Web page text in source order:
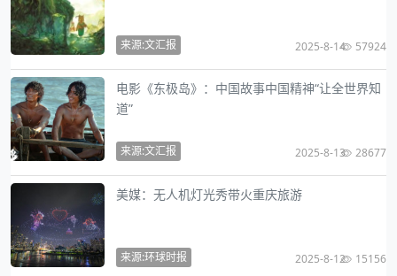
来源:文汇报 2025-8-14 57924
电影《东极岛》：中国故事中国精神“让全世界知
道”
来源:文汇报 2025-8-13 28677
美媒：无人机灯光秀带火重庆旅游
来源:环球时报 2025-8-12 15156